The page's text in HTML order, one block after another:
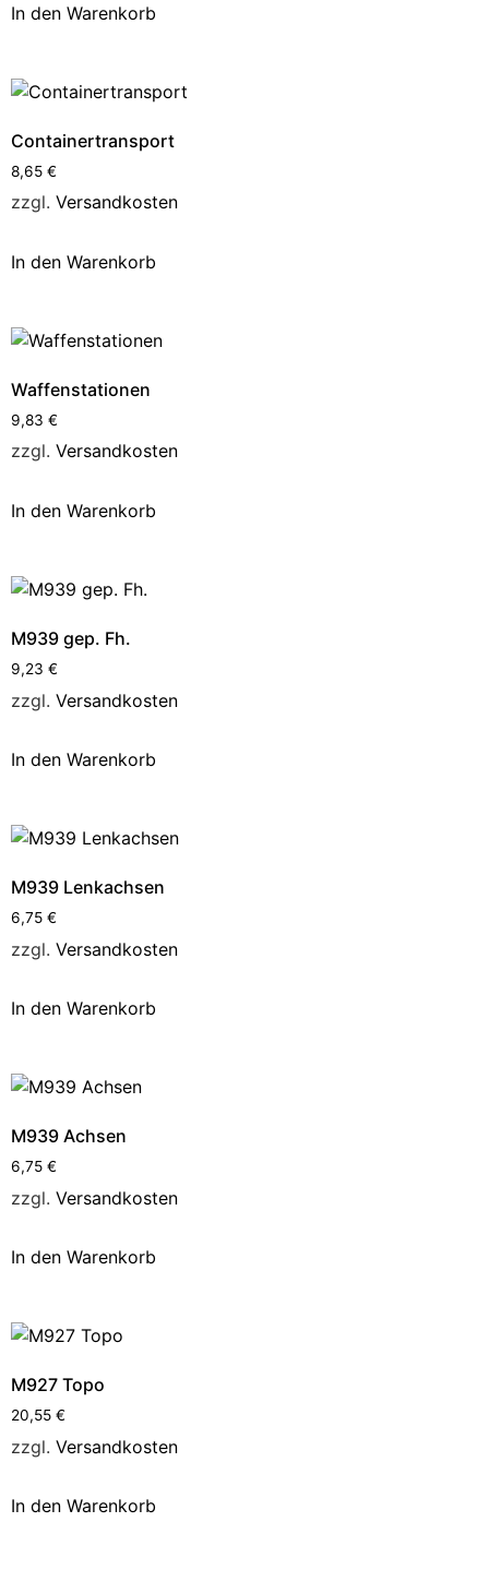
In den Warenkorb
Containertransport
8,65 €
zzgl. Versandkosten
In den Warenkorb
Waffenstationen
9,83 €
zzgl. Versandkosten
In den Warenkorb
M939 gep. Fh.
9,23 €
zzgl. Versandkosten
In den Warenkorb
M939 Lenkachsen
6,75 €
zzgl. Versandkosten
In den Warenkorb
M939 Achsen
6,75 €
zzgl. Versandkosten
In den Warenkorb
M927 Topo
20,55 €
zzgl. Versandkosten
In den Warenkorb